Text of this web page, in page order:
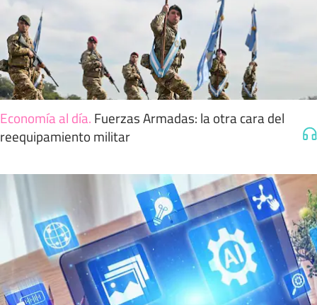
Economía al día. Fuerzas Armadas: la otra cara del
reequipamiento militar